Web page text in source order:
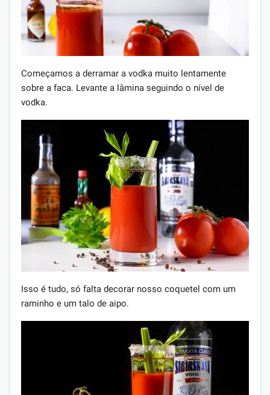
Começamos a derramar a vodka muito lentamente
sobre a faca. Levante a lâmina seguindo o nível de
vodka.
Isso é tudo, só falta decorar nosso coquetel com um
raminho e um talo de aipo.